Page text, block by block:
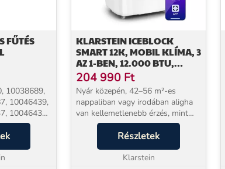
FŰTÉS
10038689,
10046439,
10046436,
10038630,
jelölt
KLARSTEIN ICEBLOCK
SMART 12K, MOBIL KLÍMA, 3
AZ 1-BEN, 12.000 BTU,
IRÁNYÍTÁS ALKALMAZÁS
ÁLTAL , FEHÉR
204 990 Ft
Nyár közepén, 42–56 m²-es
nappaliban vagy irodában aligha
van kellemetlenebb érzés, mint
amikor a hőség ellen
tehetetlennek érzi magát az
ember. A Klarstein Iceblock
Prosmart erre a problémára kínál
Részletek
Klarstein